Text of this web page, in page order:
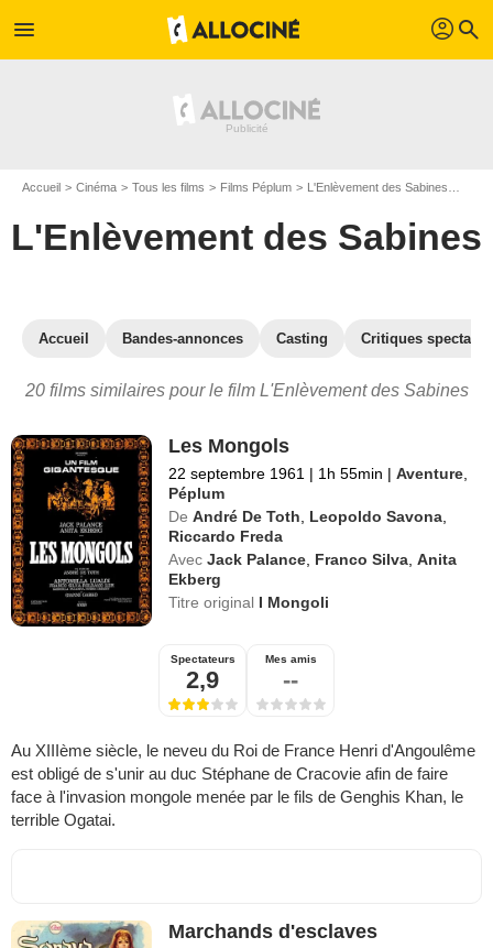
menu profil search
Accueil Cinéma Tous les films Films Péplum L'Enlèvement des Sabines
L'Enlèvement des Sabines
Accueil Bandes-annonces Casting Critiques
20 films similaires pour le film L'Enlèvement des Sabines
Les Mongols
22 septembre 1961 | 1h 55min | Aventure
Péplum
De André De Toth Leopoldo Savona
Riccardo Freda
Avec Jack Palance Franco Silva ,Anita
Ekberg
Titre original I Mongoli
Spectateurs
2,9
Mes amis
--
Au XIIIème siècle, le neveu du Roi de France Henri d'Angoulême
est obligé de s'unir au duc Stéphane de Cracovie afin de faire
face à l'invasion mongole menée par le fils de Genghis Khan, le
terrible Ogatai.
Marchands d'esclaves